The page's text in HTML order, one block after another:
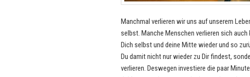
Manchmal verlieren wir uns auf unserem
selbst. Manche Menschen verlieren sich
Dich selbst und deine Mitte wieder und so
Du damit nicht nur wieder zu Dir findest,
verlieren. Deswegen investiere die paar